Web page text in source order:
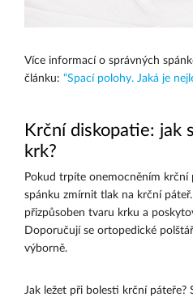
Více informací o správných
článku: “Spací polohy. Jaká je
Krční diskopatie: jak
krk?
Pokud trpíte onemocněním krční
spánku zmírnit tlak na krční
přizpůsoben tvaru krku a
Doporučují se ortopedické
výborně.
Jak ležet při bolesti krční páteře?